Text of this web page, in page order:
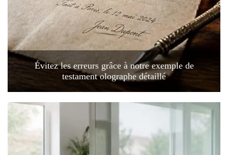
Évitez les erreurs grâce à notre exemple de
testament olographe détaillé